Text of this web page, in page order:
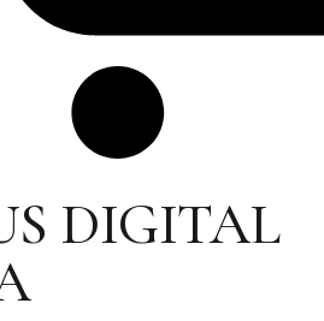
DIGITAL